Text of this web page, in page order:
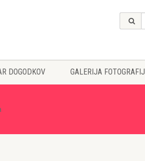
DOGODKOV GALERIJA FOTOGRAFIJ